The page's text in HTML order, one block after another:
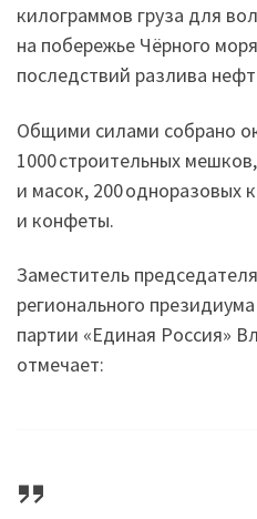
килограммов груза для
на побережье Чёрного
последствий разлива
Общими силами собрано
1000 строительных
и масок, 200 одноразовых
и конфеты.
Заместитель
регионального
партии «Единая Россия»
отмечает: